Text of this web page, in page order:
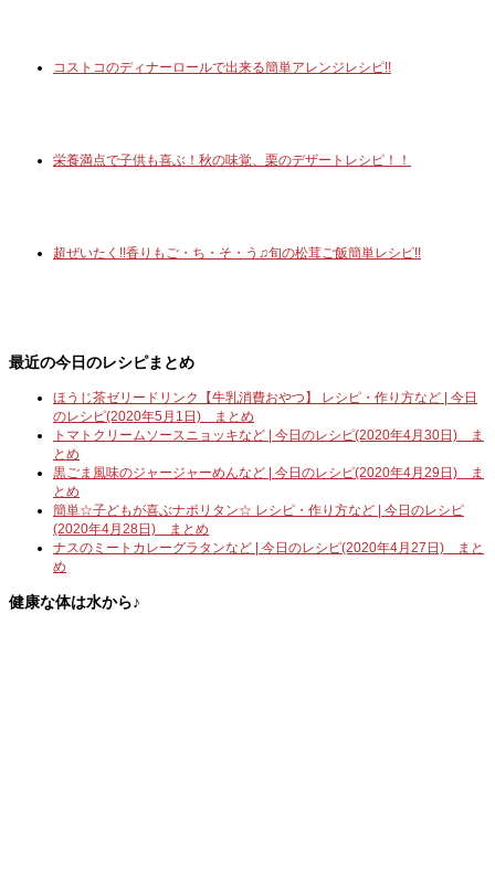
コストコのディナーロールで出来る簡単アレンジレシピ!!
栄養満点で子供も喜ぶ！秋の味覚、栗のデザートレシピ！！
超ぜいたく!!香りもご・ち・そ・う♫旬の松茸ご飯簡単レシピ!!
最近の今日のレシピまとめ
ほうじ茶ゼリードリンク【牛乳消費おやつ】 レシピ・作り方など | 今日
のレシピ(2020年5月1日) まとめ
トマトクリームソースニョッキなど | 今日のレシピ(2020年4月30日) ま
とめ
黒ごま風味のジャージャーめんなど | 今日のレシピ(2020年4月29日) ま
とめ
簡単☆子どもが喜ぶナポリタン☆ レシピ・作り方など | 今日のレシピ
(2020年4月28日) まとめ
ナスのミートカレーグラタンなど | 今日のレシピ(2020年4月27日) まと
め
健康な体は水から♪